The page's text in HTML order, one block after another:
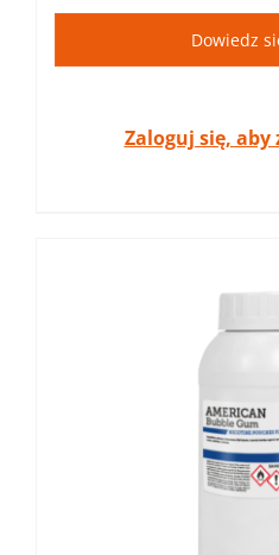
Dowiedz
Zaloguj się, aby